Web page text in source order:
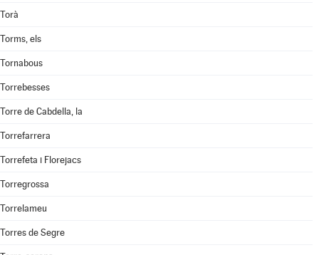
Torà
Torms, els
Tornabous
Torrebesses
Torre de Cabdella, la
Torrefarrera
Torrefeta i Florejacs
Torregrossa
Torrelameu
Torres de Segre